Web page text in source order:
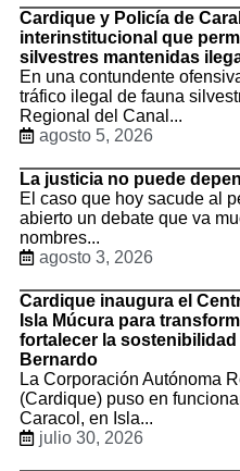
Cardique y Policía de
interinstitucional que
silvestres mantenidas
En una contundente
tráfico ilegal de fauna
Regional del Canal...
agosto 5, 2026
La justicia no puede
El caso que hoy sacude al
abierto un debate que va
nombres...
agosto 3, 2026
Cardique inaugura el
Isla Múcura para
fortalecer la
Bernardo
La Corporación Autónoma
(Cardique) puso en
Caracol, en Isla...
julio 30, 2026